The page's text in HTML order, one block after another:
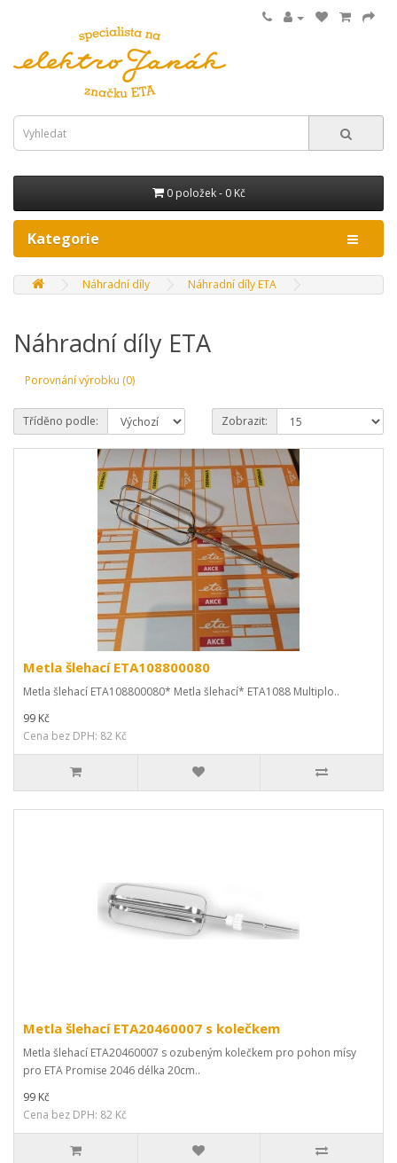
0 položek - 0 Kč
Kategorie
Náhradní díly Náhradní díly ETA
Náhradní díly ETA
Porovnání výrobku (0)
Tříděno podle: Zobrazit:
Metla šlehací ETA108800080
Metla šlehací ETA108800080* Metla šlehací* ETA1088 Multiplo..
99 Kč
Cena bez DPH: 82 Kč
Metla šlehací ETA20460007 s kolečkem
Metla šlehací ETA20460007 s ozubeným kolečkem pro pohon mísy
pro ETA Promise 2046 délka 20cm..
99 Kč
Cena bez DPH: 82 Kč